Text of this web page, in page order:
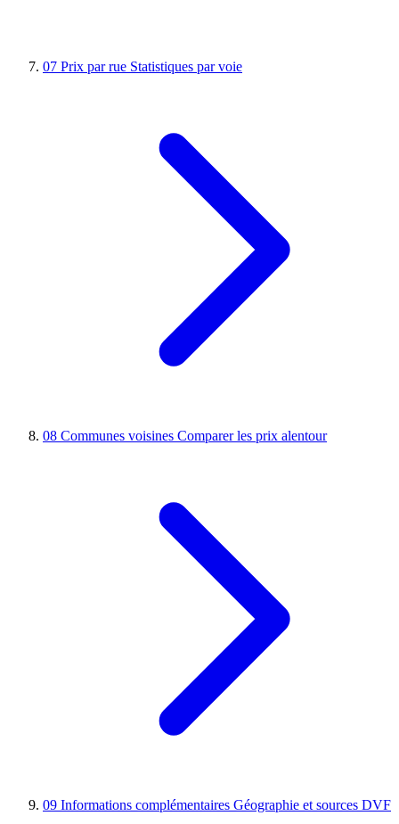
07 Prix par rue Statistiques par voie
08 Communes voisines Comparer les prix alentour
09 Informations complémentaires Géographie et sources DVF